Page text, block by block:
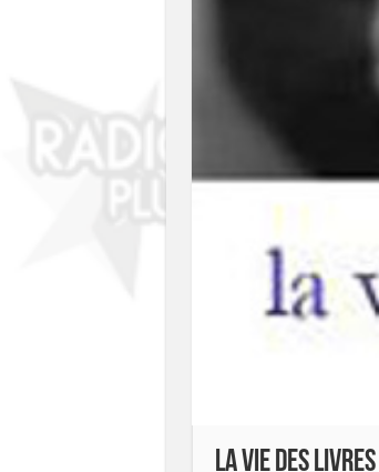
La Vie des